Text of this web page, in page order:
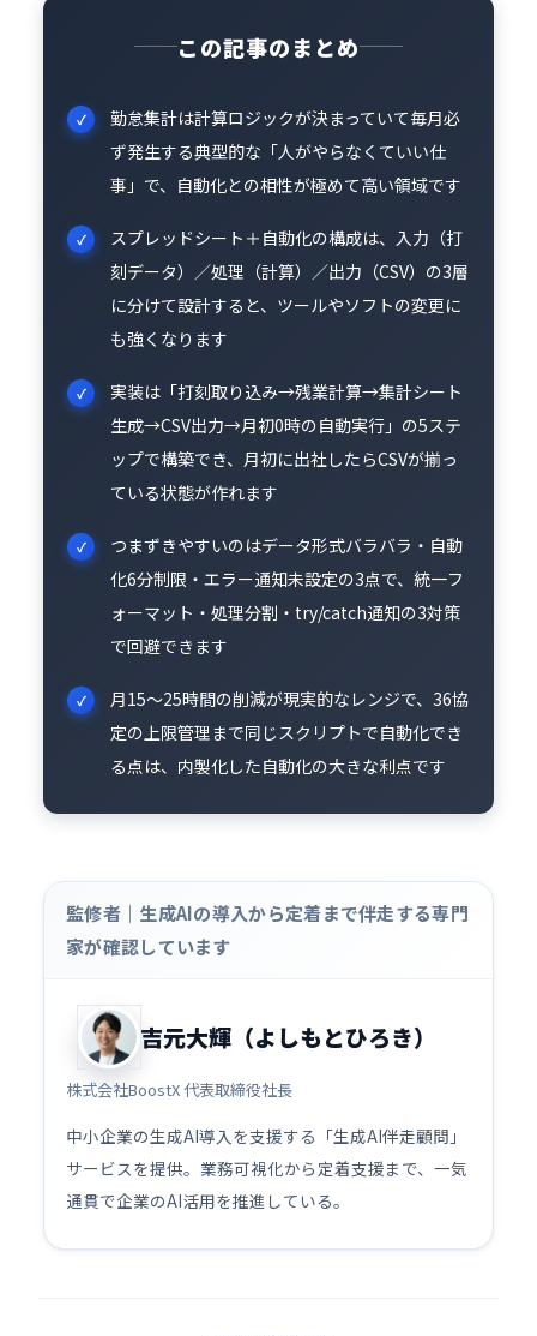
この記事のまとめ
勤怠集計は計算ロジックが決まっていて毎月必
ず発生する典型的な「人がやらなくていい仕
事」で、自動化との相性が極めて高い領域です
スプレッドシート＋自動化の構成は、入力（打
刻データ）／処理（計算）／出力（CSV）の3層
に分けて設計すると、ツールやソフトの変更に
も強くなります
実装は「打刻取り込み→残業計算→集計シート
生成→CSV出力→月初0時の自動実行」の5ステ
ップで構築でき、月初に出社したらCSVが揃っ
ている状態が作れます
つまずきやすいのはデータ形式バラバラ・自動
化6分制限・エラー通知未設定の3点で、統一フ
ォーマット・処理分割・try/catch通知の3対策
で回避できます
月15〜25時間の削減が現実的なレンジで、36協
定の上限管理まで同じスクリプトで自動化でき
る点は、内製化した自動化の大きな利点です
監修者｜生成AIの導入から定着まで伴走する専門
家が確認しています
吉元大輝（よしもとひろき）
株式会社BoostX 代表取締役社長
中小企業の生成AI導入を支援する「生成AI伴走顧問」
サービスを提供。業務可視化から定着支援まで、一気
通貫で企業のAI活用を推進している。